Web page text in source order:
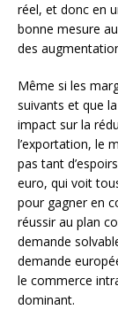
réel, et donc en
bonne mesure
des
Même si les
suivants et que
impact sur la
l’exportation, le
pas tant
euro, qui voit
pour gagner en
réussir au plan
demande
demande
le commerce
dominant.